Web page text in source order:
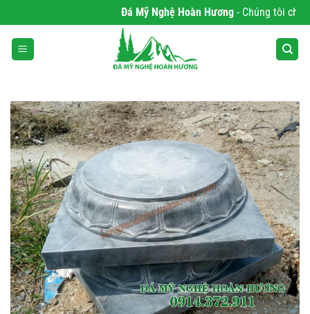
qua
nội
dung
Đá Mỹ Nghệ Hoàn Hương- Chúng tôi